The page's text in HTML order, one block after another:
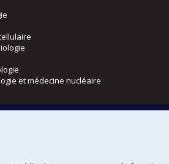
et médecine nucléaire